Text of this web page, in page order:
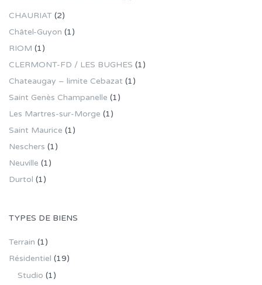
CHAURIAT (2)
Châtel-Guyon (1)
RIOM (1)
CLERMONT-FD / LES BUGHES (1)
Chateaugay – limite Cebazat (1)
Saint Genès Champanelle (1)
Les Martres-sur-Morge (1)
Saint Maurice (1)
Neschers (1)
Neuville (1)
Durtol (1)
TYPES DE BIENS
Terrain (1)
Résidentiel (19)
Studio (1)